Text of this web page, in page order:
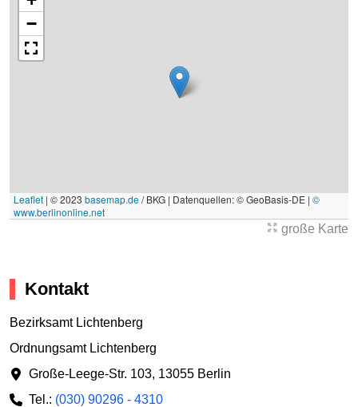
−
Leaflet | © 2023 basemap.de/ BKG | Datenquellen: © GeoBasis-DE | ©
www.berlinonline.net
große Karte
Kontakt
Bezirksamt Lichtenberg
Ordnungsamt Lichtenberg
Große-Leege-Str. 103, 13055 Berlin
Tel.: (030) 90296 - 4310